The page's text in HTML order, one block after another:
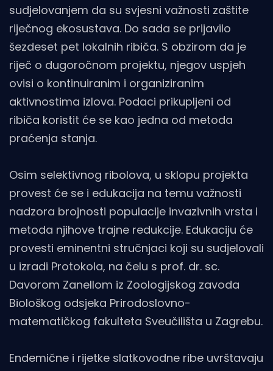
sudjelovanjem da su svjesni važnosti zaštite
riječnog ekosustava. Do sada se prijavilo
šezdeset pet lokalnih ribiča. S obzirom da je
riječ o dugoročnom projektu, njegov uspjeh
ovisi o kontinuiranim i organiziranim
aktivnostima izlova. Podaci prikupljeni od
ribiča koristit će se kao jedna od metoda
praćenja stanja.
Osim selektivnog ribolova, u sklopu projekta
provest će se i edukacija na temu važnosti
nadzora brojnosti populacije invazivnih vrsta i
metoda njihove trajne redukcije. Edukaciju će
provesti eminentni stručnjaci koji su sudjelovali
u izradi Protokola, na čelu s prof. dr. sc.
Davorom Zanellom iz Zoologijskog zavoda
Biološkog odsjeka Prirodoslovno-
matematičkog fakulteta Sveučilišta u Zagrebu.
Endemične i rijetke slatkovodne ribe uvrštavaju